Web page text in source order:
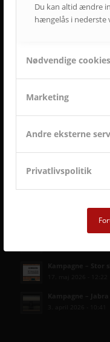
Du kan altid ændre
hængelås i nederste
Nødvendige cookies
Marketing
Andre eksterne
Privatlivspolitik
SENESTE AVC
Kampagne –